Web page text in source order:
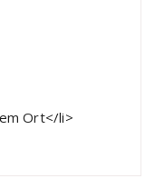
Ort</li>